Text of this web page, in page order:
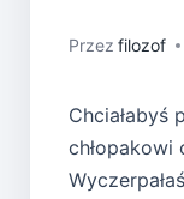
Przez filozof
Chciałabyś
chłopakowi